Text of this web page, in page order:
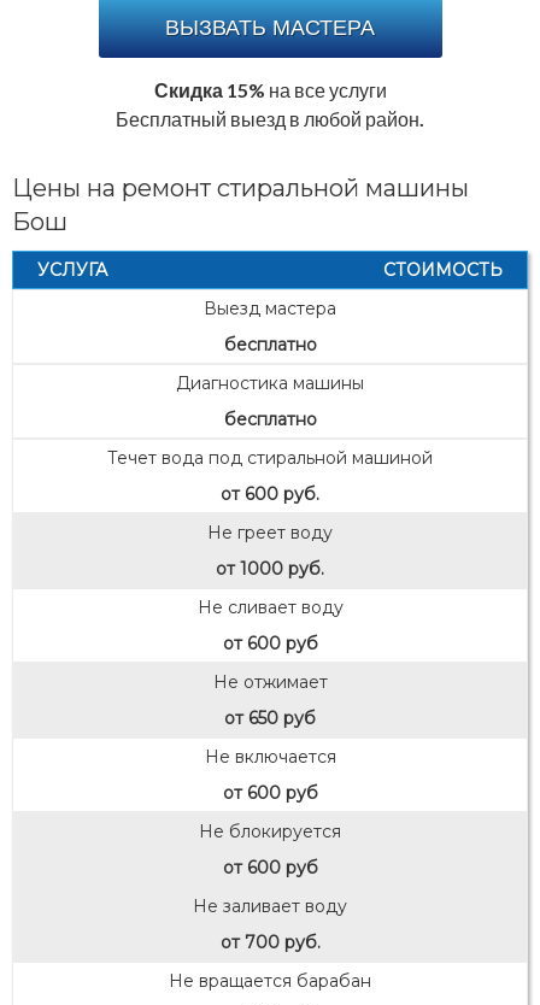
ВЫЗВАТЬ МАСТЕРА
Скидка 15% на все услуги
Бесплатный выезд в любой район.
Цены на ремонт стиральной машины
Бош
УСЛУГА
СТОИМОСТЬ
Выезд мастера
бесплатно
Диагностика машины
бесплатно
Течет вода под стиральной машиной
от 600 руб.
Не греет воду
от 1000 руб.
Не сливает воду
от 600 руб
Не отжимает
от 650 руб
Не включается
от 600 руб
Не блокируется
от 600 руб
Не заливает воду
от 700 руб.
Не вращается барабан